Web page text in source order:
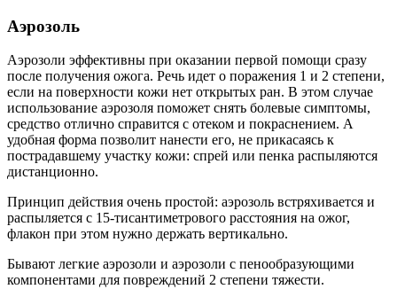
Аэрозоль
Аэрозоли эффективны при оказании первой помощи сразу
после получения ожога. Речь идет о поражения 1 и 2 степени,
если на поверхности кожи нет открытых ран. В этом случае
использование аэрозоля поможет снять болевые симптомы,
средство отлично справится с отеком и покраснением. А
удобная форма позволит нанести его, не прикасаясь к
пострадавшему участку кожи: спрей или пенка распыляются
дистанционно.
Принцип действия очень простой: аэрозоль встряхивается и
распыляется с 15-тисантиметрового расстояния на ожог,
флакон при этом нужно держать вертикально.
Бывают легкие аэрозоли и аэрозоли с пенообразующими
компонентами для повреждений 2 степени тяжести.